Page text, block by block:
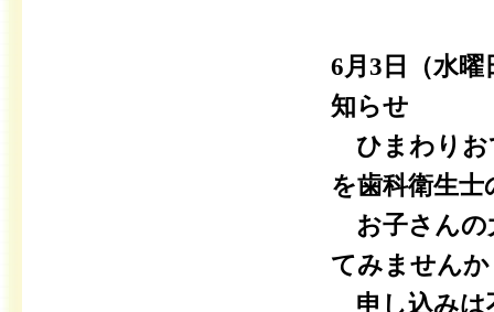
6月3日（水
知らせ
ひまわりお
を歯科衛生
お子さんの
てみませんか
申し込みは